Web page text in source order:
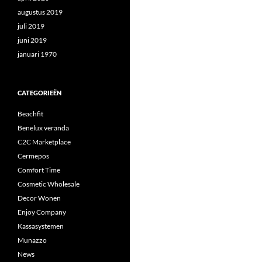
augustus 2019
juli 2019
juni 2019
januari 1970
CATEGORIEËN
Beachfit
Benelux veranda
C2C Marketplace
Cermepos
Comfort Time
Cosmetic Wholesale
Decor Wonen
Enjoy Company
Kassasystemen
Munazzo
News